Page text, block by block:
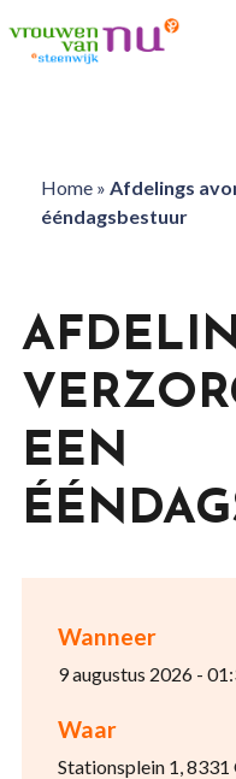
Home» Afdelings
ééndagsbestuur
Wanneer
9 augustus 2026 -
Waar
Stationsplein 1,
EEN